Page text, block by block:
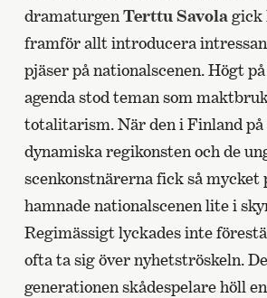
dramaturgenTerttu Savolagick
framför allt introducera
pjäser på nationalscenen. Högt
agenda stod teman som
totalitarism. När den i Finland på
dynamiska regikonsten och de
scenkonstnärerna fick så
hamnade nationalscenen lite i
Regimässigt lyckades inte
ofta ta sig över nyhetströskeln.
generationen skådespelare höll